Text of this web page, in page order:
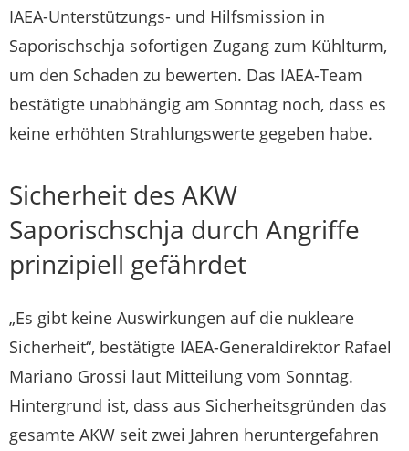
IAEA-Unterstützungs- und Hilfsmission in
Saporischschja sofortigen Zugang zum Kühlturm,
um den Schaden zu bewerten. Das IAEA-Team
bestätigte unabhängig am Sonntag noch, dass es
keine erhöhten Strahlungswerte gegeben habe.
Sicherheit des AKW
Saporischschja durch Angriffe
prinzipiell gefährdet
„Es gibt keine Auswirkungen auf die nukleare
Sicherheit“, bestätigte IAEA-Generaldirektor Rafael
Mariano Grossi laut Mitteilung vom Sonntag.
Hintergrund ist, dass aus Sicherheitsgründen das
gesamte AKW seit zwei Jahren heruntergefahren